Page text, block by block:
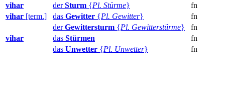
vihar
derSturm {Pl. Stürme}
fn
vihar [term.] das Gewitter {Pl. Gewitter}
fn
derGewittersturm {Pl. Gewitterstürme}
fn
vihar
das Stürmen
fn
das Unwetter {Pl. Unwetter} fn